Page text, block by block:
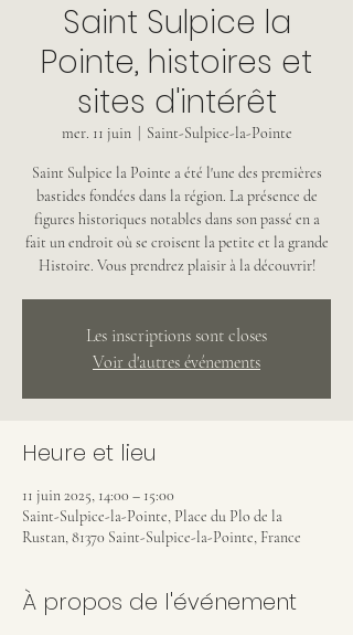
Saint Sulpice la
Pointe, histoires et
sites d'intérêt
mer. 11 juin
  |
Saint-Sulpice-la-Pointe
Saint Sulpice la Pointe a été l'une des premières
bastides fondées dans la région. La présence de
figures historiques notables dans son passé en a
fait un endroit où se croisent la petite et la grande
Histoire. Vous prendrez plaisir à la découvrir!
Les inscriptions sont closes
Voir d'autres événements
Heure et lieu
11 juin 2025, 14:00 – 15:00
Saint-Sulpice-la-Pointe, Place du Plo de la
Rustan, 81370 Saint-Sulpice-la-Pointe, France
À propos de l'événement